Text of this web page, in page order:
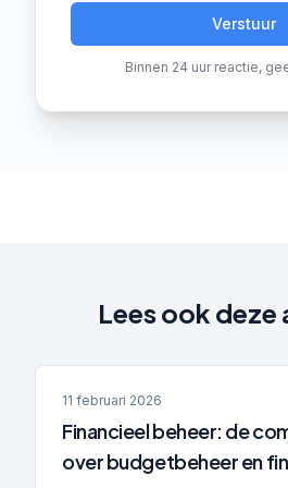
Verstuur
Binnen 24 uur reactie,
Lees ook deze
11 februari 2026
Financieel beheer: de
over budgetbeheer en